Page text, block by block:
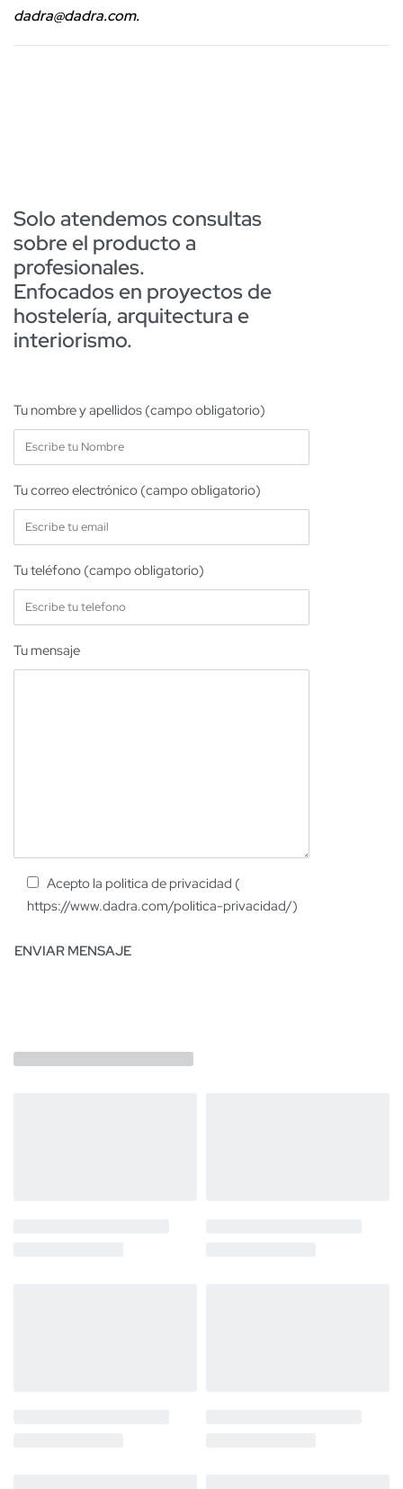
dadra@dadra.com.
Solo atendemos consultas
sobre el producto a
profesionales.
Enfocados en proyectos de
hostelería, arquitectura e
interiorismo.
Tu nombre y apellidos (campo obligatorio)
Tu correo electrónico (campo obligatorio)
Tu teléfono (campo obligatorio)
Tu mensaje
Acepto la politica de privacidad (
https://www.dadra.com/politica-privacidad/)